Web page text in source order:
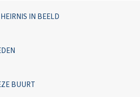
IN BEELD
BUURT